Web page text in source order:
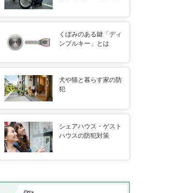
くぼみのある鍵「ディ
ンプルキー」とは
犬や猫と暮らす家の防
犯
シェアハウス・ゲスト
ハウスの防犯対策